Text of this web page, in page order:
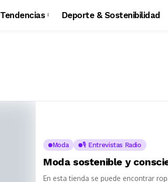
Tendencias Deporte & Sostenibilidad
Moda 🎙️ Entrevistas Radio
Moda sostenible y
En esta tienda se puede encontrar